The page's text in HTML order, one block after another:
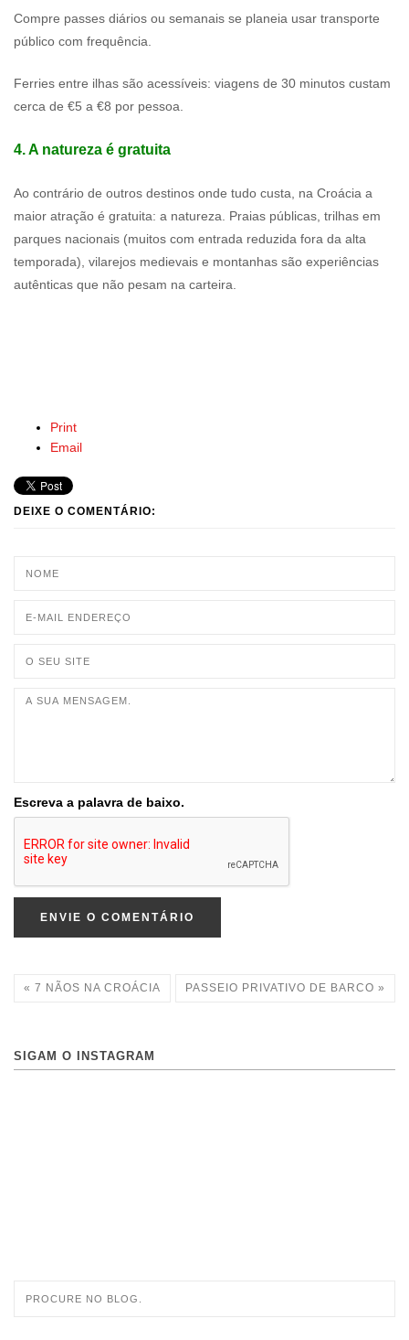
Compre passes diários ou semanais se planeia usar transporte
público com frequência.
Ferries entre ilhas são acessíveis: viagens de 30 minutos custam
cerca de €5 a €8 por pessoa.
4. A natureza é gratuita
Ao contrário de outros destinos onde tudo custa, na Croácia a
maior atração é gratuita: a natureza. Praias públicas, trilhas em
parques nacionais (muitos com entrada reduzida fora da alta
temporada), vilarejos medievais e montanhas são experiências
autênticas que não pesam na carteira.
Print
Email
DEIXE O COMENTÁRIO:
Escreva a palavra de baixo.
ENVIE O COMENTÁRIO
« 7 NÃOS NA CROÁCIA PASSEIO PRIVATIVO DE BARCO »
SIGAM O INSTAGRAM